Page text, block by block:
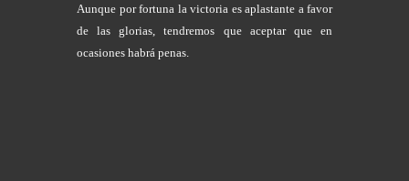
Aunque por fortuna la victoria es aplastante a favor
de las glorias, tendremos que aceptar que en
ocasiones habrá penas.